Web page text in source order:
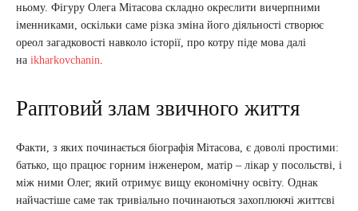
ньому. Фігуру Олега Мітасова складно окреслити вичерпними
іменниками, оскільки саме різка зміна його діяльності створює
ореол загадковості навколо історії, про котру піде мова далі
на ikharkovchanin.
Раптовий злам звичного життя
Факти, з яких починається біографія Мітасова, є доволі простими:
батько, що працює горним інженером, матір – лікар у посольстві, і
між ними Олег, який отримує вищу економічну освіту. Однак
найчастіше саме так тривіально починаються захоплюючі життєві